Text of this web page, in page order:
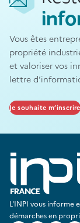
Vous êtes
propriété
et valoriser vos
lettre
Je souhaite m’inscrire
L'INPI vous informe
démarches en